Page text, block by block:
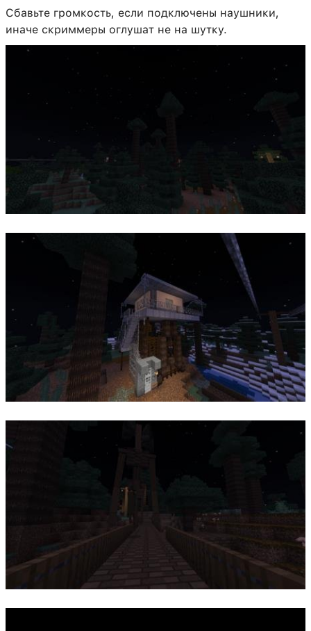
Сбавьте громкость, если подключены наушники,
иначе скриммеры оглушат не на шутку.